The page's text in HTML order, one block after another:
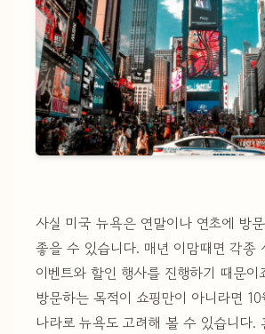
사실 미국 뉴욕은 연말이나 연초에 방
좋을 수 있습니다. 매년 이맘때면 각종
이벤트와 할인 행사를 진행하기 때문
방문하는 목적이 쇼핑만이 아니라면
나라로 뉴욕도 고려해 볼 수 있습니다.